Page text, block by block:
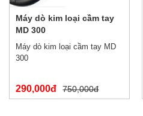
Máy dò kim loại cầm tay
MD 300
Máy dò kim loại cầm tay MD
300
290,000đ 750,000đ